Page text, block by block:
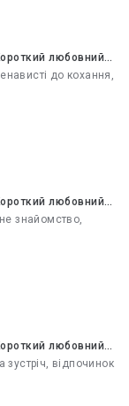
любовний
до кохання,
любовний
знайомство,
любовний
відпочинок